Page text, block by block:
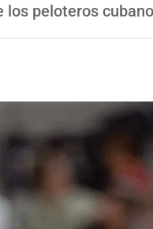
peloteros